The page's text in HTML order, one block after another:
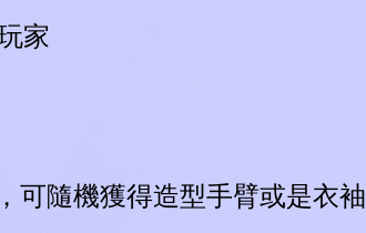
家
可隨機獲得造型手臂或是衣袖